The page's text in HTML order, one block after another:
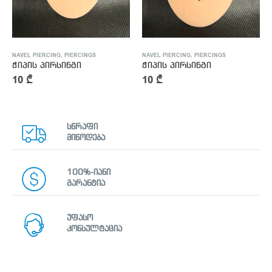
NAVEL PIERCING, PIERCINGS
ჭიპის პირსინგი
10 ₾
NAVEL PIERCING, PIERCINGS
ჭიპის პირსინგი
10 ₾
სწრაფი
მიწოდება
100%-იანი
გარანტია
უფასო
კონსულტაცია